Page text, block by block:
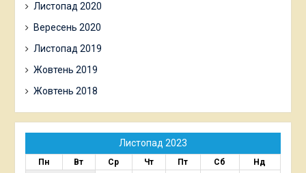
Листопад 2020
Вересень 2020
Листопад 2019
Жовтень 2019
Жовтень 2018
Листопад 2023
Пн Вт Ср Чт Пт Сб Нд